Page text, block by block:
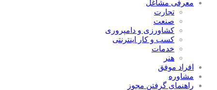
معرفی مشاغل
تجارت
صنعت
كشاورزی و دامپروری
كسب و كار اينترنتی
خدمات
هنر
افراد موفق
مشاوره
راهنمای گرفتن مجوز